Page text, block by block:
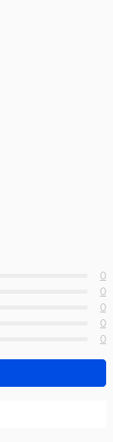
0
0
0
0
0